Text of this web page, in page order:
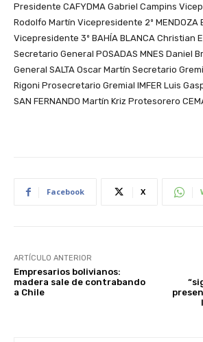
Presidente CAFYDMA Gabriel Campins
Rodolfo Martín Vicepresidente 2º MENDOZA
Vicepresidente 3º BAHÍA BLANCA Christian
Secretario General POSADAS MNES Daniel
General SALTA Oscar Martín Secretario
Rigoni Prosecretario Gremial IMFER Luis
SAN FERNANDO Martín Kriz Protesorero
Facebook X
ARTÍCULO ANTERIOR
Empresarios bolivianos:
madera sale de contrabando
a Chile